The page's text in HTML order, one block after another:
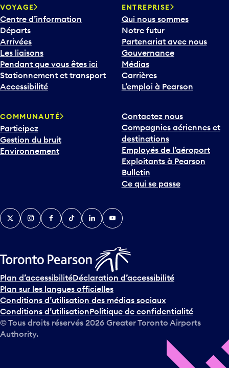
v
e
r
s
l
e
b
a
o
u
r
i
v
e
n
s
u
r
l
e
c
a
VOYAGE
Centre d’information
Départs
Arrivées
Les liaisons
Pendant que vous êtes ici
Stationnement et transport
Accessibilité
ENTREPRISE
Qui nous sommes
Notre futur
Partenariat avec nous
Gouvernance
Médias
Carrières
L’emploi à Pearson
COMMUNAUTÉ
Participez
Gestion du bruit
Environnement
Contactez nous
Compagnies aériennes et
destinations
Employés de l’aéroport
Exploitants à Pearson
Bulletin
Ce qui se passe
TwitterInstagramFacebook
TikTokLinkedInYouTube
Plan d’accessibilitéDéclaration d’accessibilité
Plan sur les langues officielles
Conditions d’utilisation des médias sociaux
Conditions d’utilisationPolitique de confidentialité
© Tous droits réservés 2026 Greater Toronto Airports
Authority.